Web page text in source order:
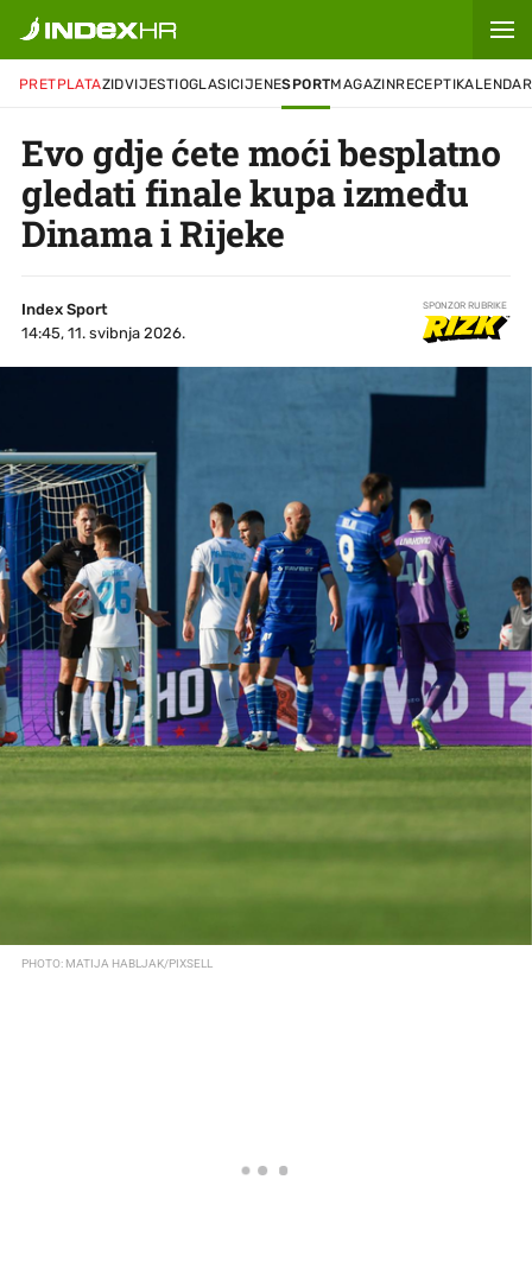
PRETPLATAZIDVIJESTIOGLASICIJENESPORTMAGAZINRECEPTIKALENDAR
Evo gdje ćete moći besplatno
gledati finale kupa između
Dinama i Rijeke
Index Sport
14:45, 11. svibnja 2026.
SPONZOR RUBRIKE
PHOTO: MATIJA HABLJAK/PIXSELL